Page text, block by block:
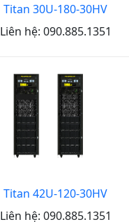
Titan 30U-180-30HV
Liên hệ: 090.885.1351
Titan 42U-120-30HV
Liên hệ: 090.885.1351